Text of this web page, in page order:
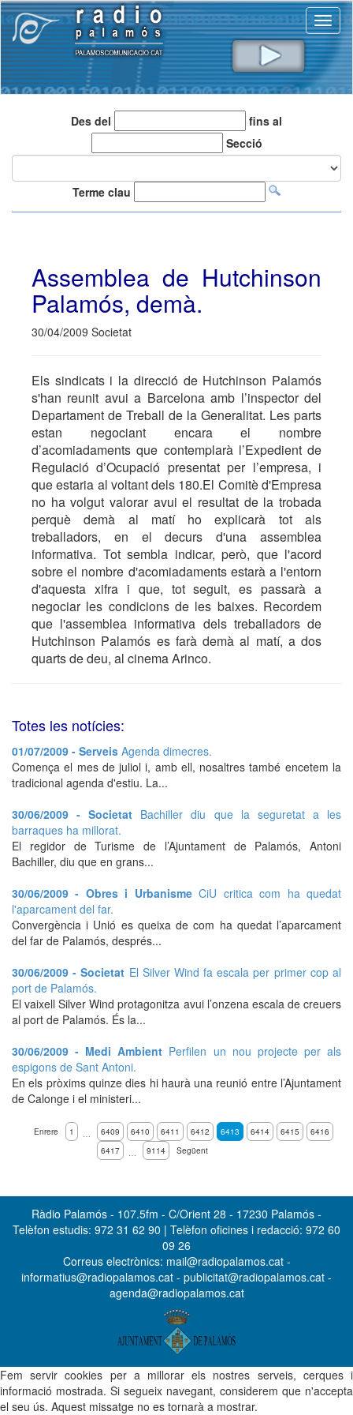
Des del
fins al
Secció
Terme clau
Assemblea de Hutchinson
Palamós, demà.
30/04/2009 Societat
Els sindicats i la direcció de Hutchinson Palamós
s'han reunit avui a Barcelona amb l’inspector del
Departament de Treball de la Generalitat. Les parts
estan negociant encara el nombre
d’acomiadaments que contemplarà l’Expedient de
Regulació d’Ocupació presentat per l’empresa, i
que estaria al voltant dels 180.El Comitè d'Empresa
no ha volgut valorar avui el resultat de la trobada
perquè demà al matí ho explicarà tot als
treballadors, en el decurs d'una assemblea
informativa. Tot sembla indicar, però, que l'acord
sobre el nombre d'acomiadaments estarà a l'entorn
d'aquesta xifra i que, tot seguit, es passarà a
negociar les condicions de les baixes. Recordem
que l'assemblea informativa dels treballadors de
Hutchinson Palamós es farà demà al matí, a dos
quarts de deu, al cinema Arinco.
Totes les notícies:
01/07/2009 - Serveis Agenda dimecres.
Comença el mes de juliol i, amb ell, nosaltres també encetem la
tradicional agenda d'estiu. La...
30/06/2009 - Societat Bachiller diu que la seguretat a les
barraques ha millorat.
El regidor de Turisme de l’Ajuntament de Palamós, Antoni
Bachiller, diu que en grans...
30/06/2009 - Obres i UrbanismeCiU critica com ha quedat
l'aparcament del far.
Convergència i Unió es queixa de com ha quedat l’aparcament
del far de Palamós, després...
30/06/2009 - Societat El Silver Wind fa escala per primer cop al
port de Palamós.
El vaixell Silver Wind protagonitza avui l’onzena escala de creuers
al port de Palamós. És la...
30/06/2009 - Medi Ambient Perfilen un nou projecte per als
espigons de Sant Antoni.
En els pròxims quinze dies hi haurà una reunió entre l’Ajuntament
de Calonge i el ministeri...
Enrere 1 … 6409 6410 6411 6412 6413 6414 6415
6416
6417
… 9114 Següent
Ràdio Palamós - 107.5fm - C/Orient 28 - 17230 Palamós -
Telèfon estudis: 972 31 62 90 | Telèfon oficines i redacció: 972 60
09 26
Correus electrònics: mail@radiopalamos.cat -
informatius@radiopalamos.cat - publicitat@radiopalamos.cat -
agenda@radiopalamos.cat
Fem servir cookies per a millorar els nostres serveis, cerques i
informació mostrada. Si segueix navegant, considerem que n'accepta
el seu ús. Aquest missatge no es tornarà a mostrar.